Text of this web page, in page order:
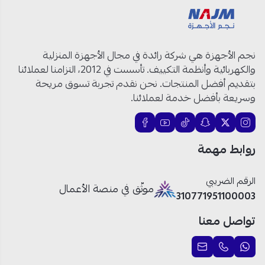
حجم الشاشة:
دقة العرض:
المعالج:Crystal Processor 4K
نظام التشغيل:Tizen
التصميم:MetalStream
الحماية:Samsung Knox Security
اللون:أسود
بحجم استثنائي!
شاشة عملاقة مقاس 85 بوصة:
غامرة تجعل الأفلام والمباريات أكثر متعة، وتناسب المجالس
الكبيرة وغرف المعيشة الواسعة.
دقة 4K UHD فائقة الوضوح:
نجم الأجهزة هي شركة رائدة في مجال الأجهزة المنزلية
والكهربائية وأنظمة التكييف. تأسست في 2012، التزامنا لعملائنا
بتقديم أفضل المنتجات. نحن نقدم تجربة تسوق مريحة
وسريعة بأفضل خدمة لعملائنا.
روابط مهمة
الرقم الضريبي
310771951100003
موثّق في منصة الأعمال
تواصل معنا